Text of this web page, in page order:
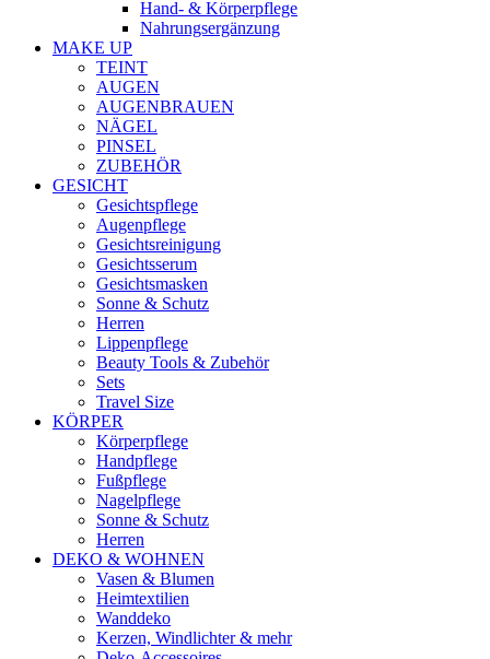
Hand- & Körperpflege
Nahrungsergänzung
MAKE UP
TEINT
AUGEN
AUGENBRAUEN
NÄGEL
PINSEL
ZUBEHÖR
GESICHT
Gesichtspflege
Augenpflege
Gesichtsreinigung
Gesichtsserum
Gesichtsmasken
Sonne & Schutz
Herren
Lippenpflege
Beauty Tools & Zubehör
Sets
Travel Size
KÖRPER
Körperpflege
Handpflege
Fußpflege
Nagelpflege
Sonne & Schutz
Herren
DEKO & WOHNEN
Vasen & Blumen
Heimtextilien
Wanddeko
Kerzen, Windlichter & mehr